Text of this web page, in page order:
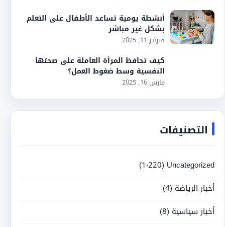
أنشطة يومية تساعد الأطفال على التعلم
بشكل غير مباشر
فبراير 11, 2025
كيف تحافظ المرأة العاملة على صحتها
النفسية وسط ضغوط العمل؟
مارس 16, 2025
التصنيفات
Uncategorized (1٬220)
أخبار الرياضة (4)
أخبار سياسية (8)